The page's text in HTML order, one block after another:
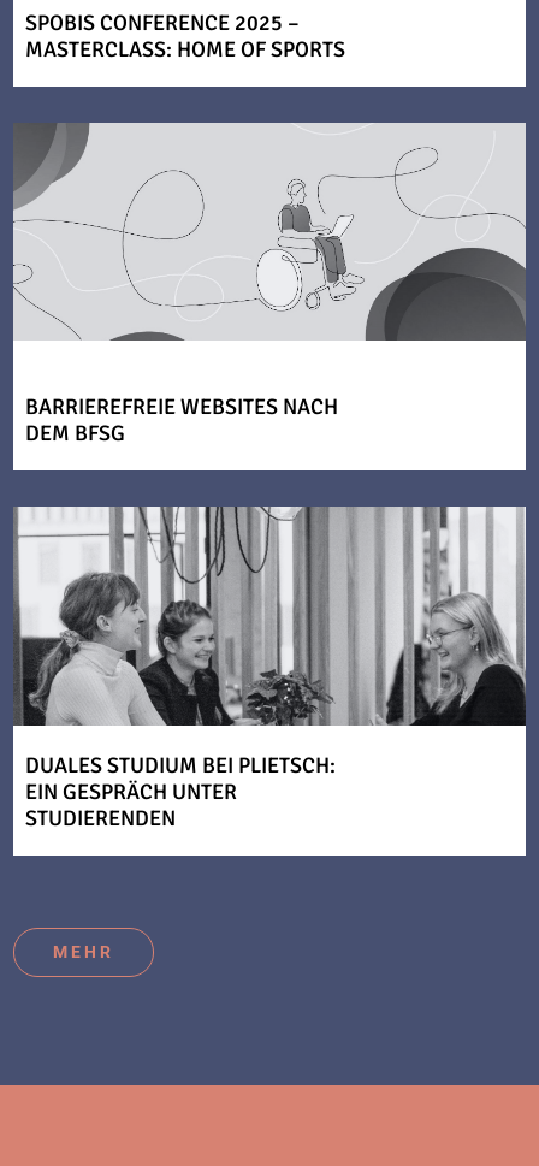
SPOBIS CONFERENCE 2025 –
MASTERCLASS: HOME OF SPORTS
BARRIEREFREIE WEBSITES NACH
DEM BFSG
DUALES STUDIUM BEI PLIETSCH:
EIN GESPRÄCH UNTER
STUDIERENDEN
MEHR